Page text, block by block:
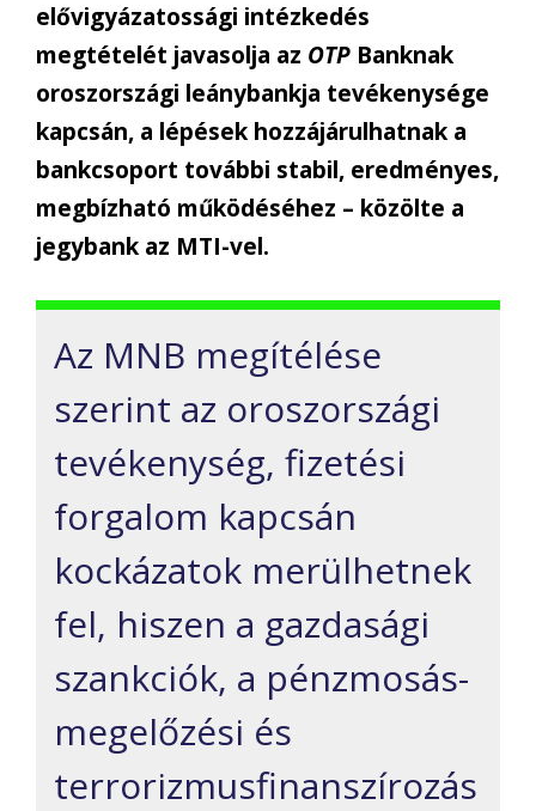
elővigyázatossági intézkedés
megtételét javasolja az OTP Banknak
oroszországi leánybankja tevékenysége
kapcsán, a lépések hozzájárulhatnak a
bankcsoport további stabil, eredményes,
megbízható működéséhez – közölte a
jegybank az MTI-vel.
Az MNB megítélése
szerint az oroszországi
tevékenység, fizetési
forgalom kapcsán
kockázatok merülhetnek
fel, hiszen a gazdasági
szankciók, a pénzmosás-
megelőzési és
terrorizmusfinanszírozás